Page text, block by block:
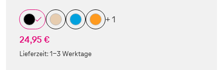
+ 1
24,95 €
Lieferzeit:1-3 Werktage